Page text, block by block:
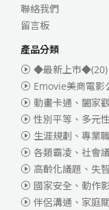
聯絡我們
留言板
產品分類
◆最新上市◆(20)
Emovie美商電影公
動畫卡通、闔家
性別平等、多元
生涯規劃、專業
各類霸凌、社會
高齡化議題、失
國家安全、動作
伴侶溝通、家庭